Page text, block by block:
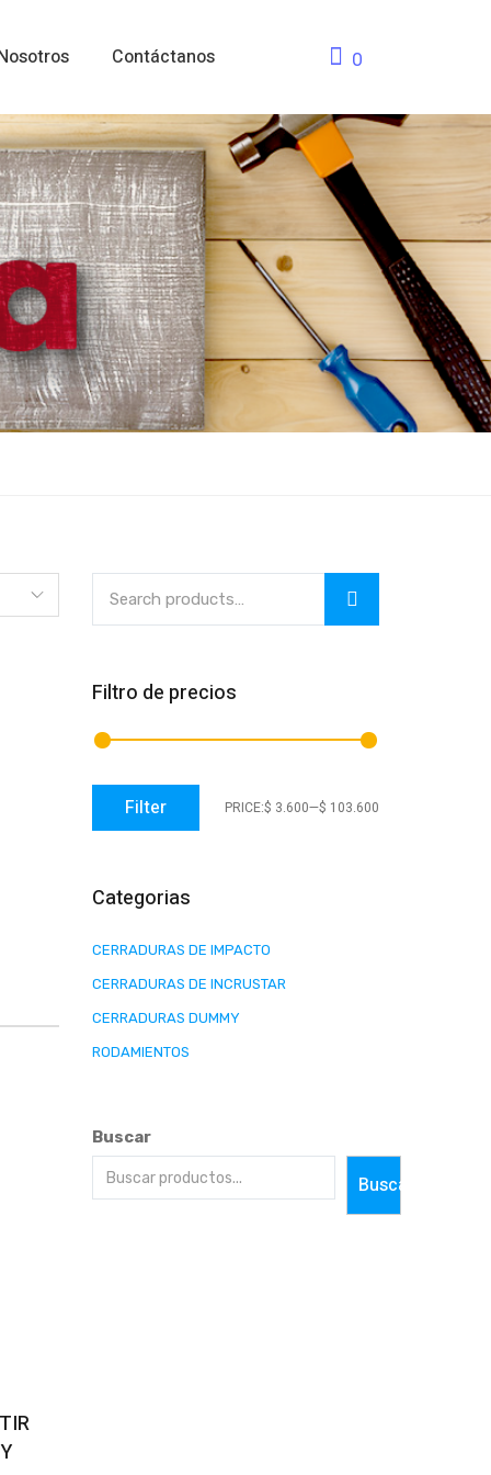
Contáctanos 0
Filtro de precios
Filter PRICE:$ 3.600—$ 103.600
Categorias
CERRADURAS DE IMPACTO
CERRADURAS DE INCRUSTAR
CERRADURAS DUMMY
RODAMIENTOS
Buscar
Buscar